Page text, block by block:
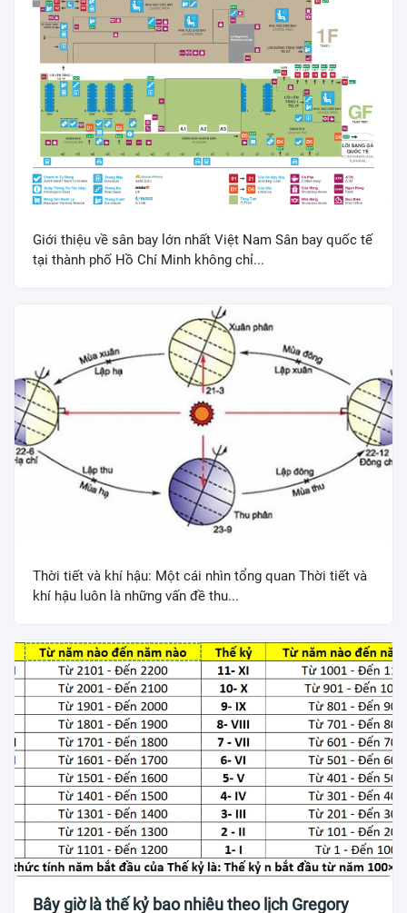
Giới thiệu về sân bay lớn nhất Việt Nam Sân bay quốc tế
tại thành phố Hồ Chí Minh không chỉ...
Thời tiết và khí hậu: Một cái nhìn tổng quan Thời tiết và
khí hậu luôn là những vấn đề thu...
Bây giờ là thế kỷ bao nhiêu theo lịch Gregory